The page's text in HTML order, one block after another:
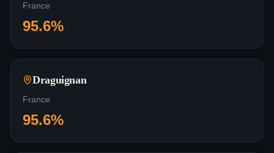
France
95.6%
Draguignan
France
95.6%